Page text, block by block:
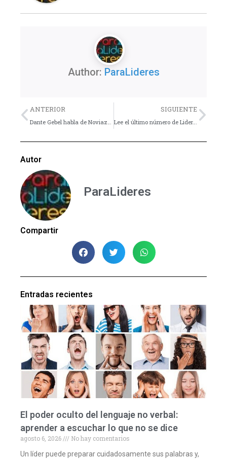
Author: ParaLideres
Previo
ANTERIOR
Dante Gebel habla de Noviazgo, relaciones y verdades.
SIGUIENTE
Lee el último número de Lider Juvenil – Porqué perdemos a los universitarios
Autor
ParaLideres
Compartir
Entradas recientes
El poder oculto del lenguaje no verbal:
aprender a escuchar lo que no se dice
agosto 6, 2026
No hay comentarios
Un líder puede preparar cuidadosamente sus palabras y,